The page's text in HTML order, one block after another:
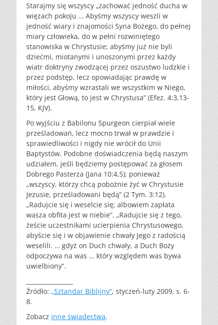
Starajmy się wszyscy „zachować jedność ducha w
więzach pokoju … Abyśmy wszyscy weszli w
jedność wiary i znajomości Syna Bożego, do pełnej
miary człowieka, do w pełni rozwiniętego
stanowiska w Chrystusie; abyśmy już nie byli
dziećmi, miotanymi i unoszonymi przez każdy
wiatr doktryny zwodzącej przez oszustwo ludzkie i
przez podstęp, lecz opowiadając prawdę w
miłości, abyśmy wzrastali we wszystkim w Niego,
który jest Głową, to jest w Chrystusa” (Efez. 4:3,13-
15, KJV).
Po wyjściu z Babilonu Spurgeon cierpiał wiele
prześladowań, lecz mocno trwał w prawdzie i
sprawiedliwości i nigdy nie wrócił do Unii
Baptystów. Podobne doświadczenia będą naszym
udziałem, jeśli będziemy postępować za głosem
Dobrego Pasterza (Jana 10:4,5); ponieważ
„wszyscy, którzy chcą pobożnie żyć w Chrystusie
Jezusie, prześladowani będą” (2 Tym. 3:12).
„Radujcie się i weselcie się; albowiem zapłata
wasza obfita jest w niebie”. „Radujcie się z tego,
żeście uczestnikami ucierpienia Chrystusowego,
abyście się i w objawienie chwały Jego z radością
weselili. … gdyż on Duch chwały, a Duch Boży
odpoczywa na was … który względem was bywa
uwielbiony”.
Źródło: „Sztandar Biblijny”, styczeń-luty 2009, s. 6-
8.
Zobacz inne świadectwa.